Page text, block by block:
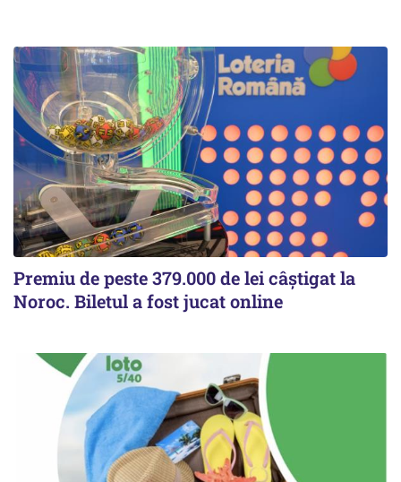
Premiu de peste 379.000 de lei câștigat la
Noroc. Biletul a fost jucat online